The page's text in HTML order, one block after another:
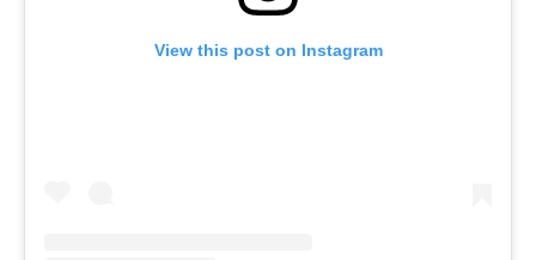
View this post on Instagram